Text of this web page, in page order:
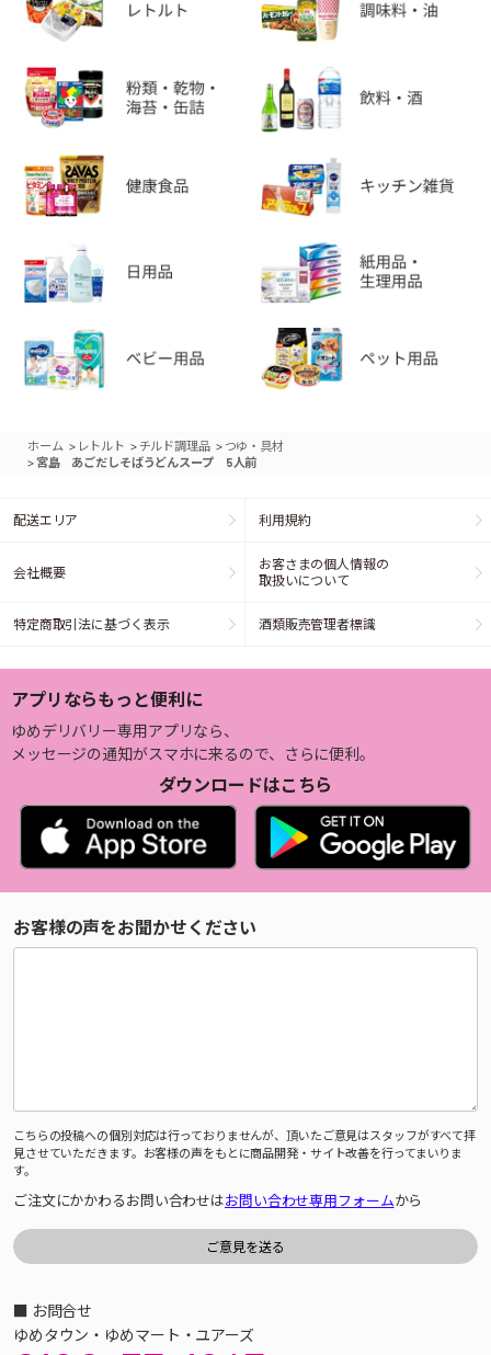
ホーム > レトルト >チルド調理品 > つゆ・具材
> 宮島 あごだしそばうどんスープ 5人前
配送エリア 利用規約
会社概要
お客さまの個人情報の
取扱いについて
特定商取引法に基づく表示 酒類販売管理者標識
アプリならもっと便利に
ゆめデリバリー専用アプリなら、
メッセージの通知がスマホに来るので、さらに便利。
ダウンロードはこちら
お客様の声をお聞かせください
こちらの投稿への個別対応は行っておりませんが、頂いたご意見はスタッフがすべて拝
見させていただきます。お客様の声をもとに商品開発・サイト改善を行ってまいりま
す。
ご注文にかかわるお問い合わせはお問い合わせ専用フォームから
■ お問合せ
ゆめタウン・ゆめマート・ユアーズ